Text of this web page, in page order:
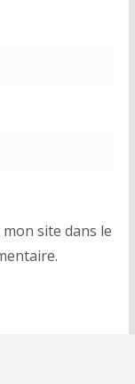
site dans le